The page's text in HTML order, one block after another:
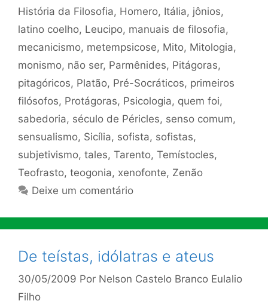
História da Filosofia, Homero, Itália, jônios,
latino coelho, Leucipo, manuais de filosofia,
mecanicismo, metempsicose, Mito, Mitologia,
monismo, não ser, Parmênides, Pitágoras,
pitagóricos, Platão, Pré-Socráticos, primeiros
filósofos, Protágoras, Psicologia, quem foi,
sabedoria, século de Péricles, senso comum,
sensualismo, Sicília, sofista, sofistas,
subjetivismo, tales, Tarento, Temístocles,
Teofrasto, teogonia, xenofonte, Zenão
Deixe um comentário
De teístas, idólatras e ateus
30/05/2009 Por Nelson Castelo Branco Eulalio
Filho